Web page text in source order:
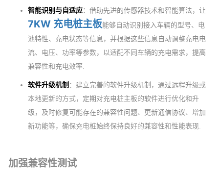
智能识别与自适应：借助先进的传感器技术和智能算法，让
7KW 充电桩主板能够自动识别接入车辆的型号、电
池特性、充电状态等信息，并根据这些信息自动调整充电电
流、电压、功率等参数，以适配不同车辆的充电需求，提高
兼容性和充电效率.
软件升级机制 ：建立完善的软件升级机制，通过远程升级或
本地更新的方式，定期对充电桩主板的软件进行优化和升
级，及时修复可能存在的兼容性问题、更新通信协议、增加
新功能等，确保充电桩始终保持良好的兼容性和性能表现.
加强兼容性测试